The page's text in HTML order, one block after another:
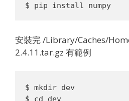
安裝完 /Library/Caches/
2.4.11.tar.gz 有範例
$ mkdir dev
$ cd dev